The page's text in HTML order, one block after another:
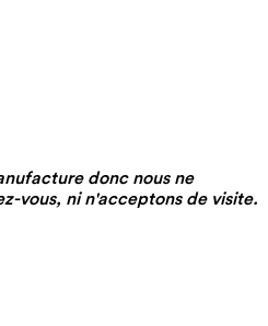
donc nous ne
vous, ni n'acceptons de visite.